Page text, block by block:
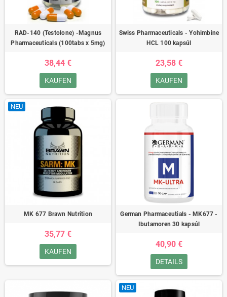
RAD-140 (Testolone) -Magnus
Pharmaceuticals (100tabs x 5mg)
38,44 €
KAUFEN
Swiss Pharmaceuticals - Yohimbine
HCL 100 kapsúl
23,58 €
KAUFEN
NEU
MK 677 Brawn Nutrition
35,77 €
KAUFEN
German Pharmaceutials - MK677 -
Ibutamoren 30 kapsúl
40,90 €
DETAILS
NEU